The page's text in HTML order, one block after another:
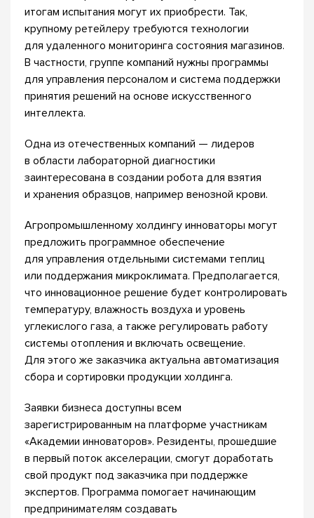
итогам испытания могут их приобрести. Так,
крупному ретейлеру требуются технологии
для удаленного мониторинга состояния магазинов.
В частности, группе компаний нужны программы
для управления персоналом и система поддержки
принятия решений на основе искусственного
интеллекта.
Одна из отечественных компаний — лидеров
в области лабораторной диагностики
заинтересована в создании робота для взятия
и хранения образцов, например венозной крови.
Агропромышленному холдингу инноваторы могут
предложить программное обеспечение
для управления отдельными системами теплиц
или поддержания микроклимата. Предполагается,
что инновационное решение будет контролировать
температуру, влажность воздуха и уровень
углекислого газа, а также регулировать работу
системы отопления и включать освещение.
Для этого же заказчика актуальна автоматизация
сбора и сортировки продукции холдинга.
Заявки бизнеса доступны всем
зарегистрированным на платформе участникам
«Академии инноваторов». Резиденты, прошедшие
в первый поток акселерации, смогут доработать
свой продукт под заказчика при поддержке
экспертов. Программа помогает начинающим
предпринимателям создавать